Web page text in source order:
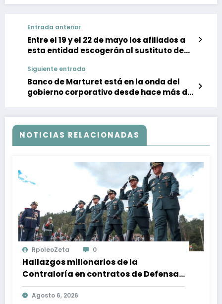
Entrada anterior
Entre el 19 y el 22 de mayo los afiliados a
esta entidad escogerán al sustituto de
Siguiente entrada
Banco de Marturet está en la onda del
gobierno corporativo desde hace más de
NOTICIAS RELACIONADAS
RpoleoZeta 0
Hallazgos millonarios de la
Contraloría en contratos de Defensa:
$1 billón en riesgo y denuncias
alarmantes
Agosto 6, 2026